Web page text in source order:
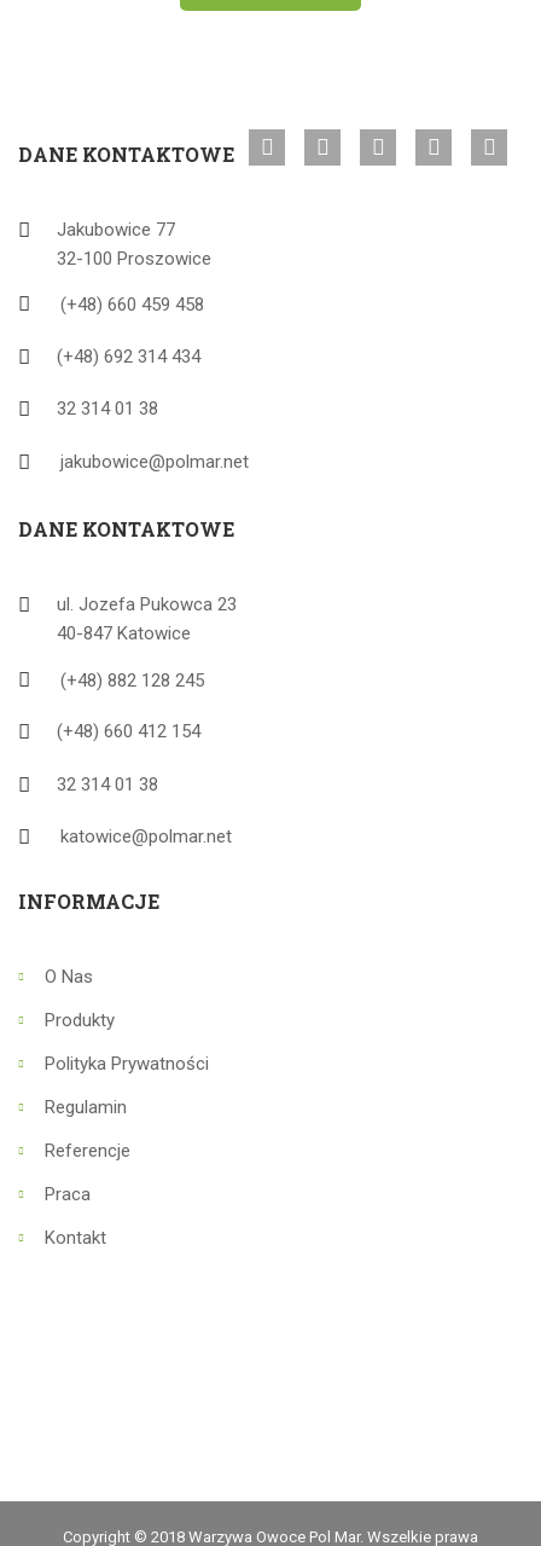
DANE KONTAKTOWE
Jakubowice 77
32-100 Proszowice
(+48) 660 459 458
(+48) 692 314 434
32 314 01 38
jakubowice@polmar.net
DANE KONTAKTOWE
ul. Jozefa Pukowca 23
40-847 Katowice
(+48) 882 128 245
(+48) 660 412 154
32 314 01 38
katowice@polmar.net
INFORMACJE
O Nas
Produkty
Polityka Prywatności
Regulamin
Referencje
Praca
Kontakt
Copyright © 2018 Warzywa Owoce Pol Mar. Wszelkie prawa